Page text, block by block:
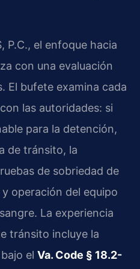
P.C., el enfoque hacia
con una evaluación
El bufete examina cada
las autoridades: si
para la detención,
de tránsito, la
de sobriedad de
operación del equipo
La experiencia
tránsito incluye la
el Va. Code § 18.2-